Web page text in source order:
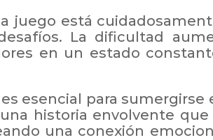
juego está
La dificultad
en un estado
esencial para sumergirse
historia envolvente
una conexión